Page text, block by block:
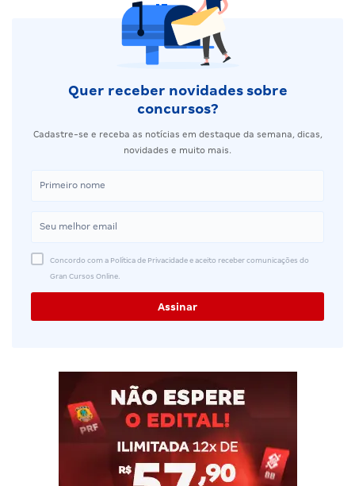
Quer receber novidades sobre
concursos?
Cadastre-se e receba as notícias em destaque da semana, dicas,
novidades e muito mais.
Concordo com a Política de Privacidade e aceito receber comunicações do
Gran Cursos Online.